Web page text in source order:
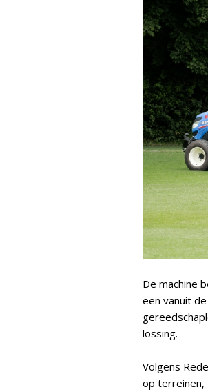
De machine
een vanuit
lossing.
Volgens
op terreinen,